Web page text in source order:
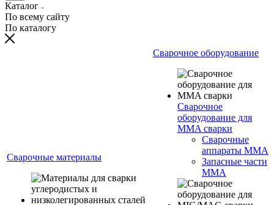
Каталог
По всему сайту
По каталогу
Сварочные материалы
Сварочное оборудование
Сварочное
оборудование для
MMA сварки
Сварочные
аппараты MMA
Запасные части
MMA